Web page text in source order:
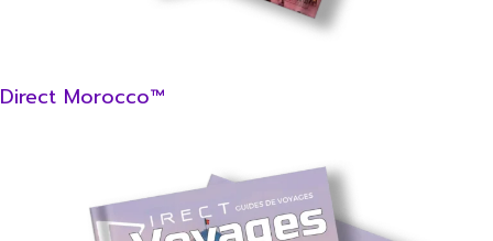
Direct Morocco™